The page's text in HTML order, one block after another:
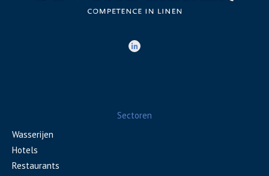
Sectoren
Wasserijen
Hotels
Restaurants